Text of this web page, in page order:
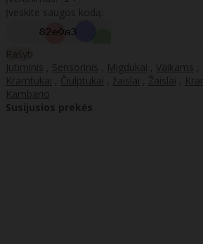
Įveskite saugos kodą:
Rašyti
Jutiminis
Sensorinis Migdukai Vaikams
Kramtukai
Čiulptukai žaislai Žaislai
Kambario
Susijusios prekės